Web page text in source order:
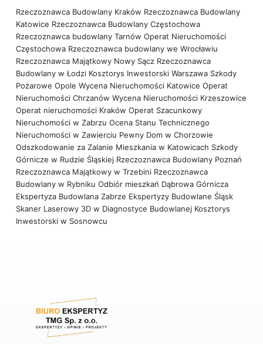
Rzeczoznawca Budowlany Kraków Rzeczoznawca Budowlany
Katowice Rzeczoznawca Budowlany Częstochowa
Rzeczoznawca budowlany Tarnów Operat Nieruchomości
Częstochowa Rzeczoznawca budowlany we Wrocławiu
Rzeczoznawca Majątkowy Nowy Sącz Rzeczoznawca
Budowlany w Łodzi Kosztorys Inwestorski Warszawa Szkody
Pożarowe Opole Wycena Nieruchomości Katowice Operat
Nieruchomości Chrzanów Wycena Nieruchomości Krzeszowice
Operat nieruchomości Kraków Operat Szacunkowy
Nieruchomości w Zabrzu Ocena Stanu Technicznego
Nieruchomości w Zawierciu Pewny Dom w Chorzowie
Odszkodowanie za Zalanie Mieszkania w Katowicach Szkody
Górnicze w Rudzie Śląskiej Rzeczoznawca Budowlany Poznań
Rzeczoznawca Majątkowy w Trzebini Rzeczoznawca
Budowlany w Rybniku Odbiór mieszkań Dąbrowa Górnicza
Ekspertyza Budowlana Zabrze Ekspertyzy Budowlane Śląsk
Skaner Laserowy 3D w Diagnostyce Budowlanej Kosztorys
Inwestorski w Sosnowcu